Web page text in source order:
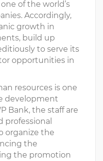
of the world’s
Accordingly,
growth in
build up
to serve its
opportunities in
resources is one
development
Bank, the staff are
professional
organize the
the
the promotion